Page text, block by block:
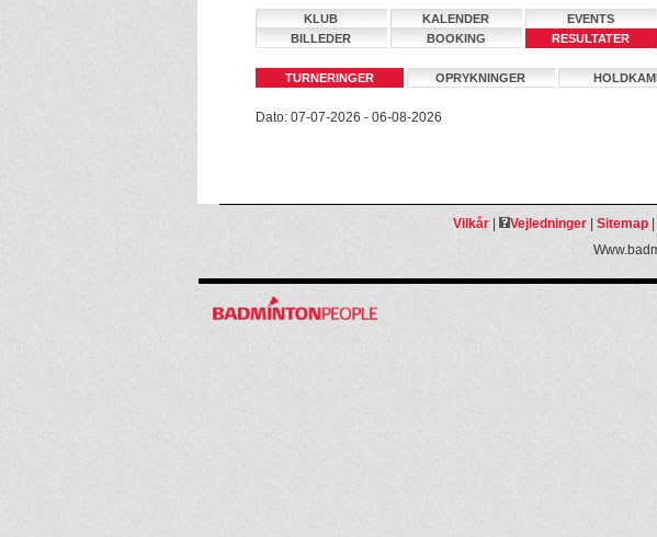
KLUB KALENDER EVENTS
BILLEDER
BOOKING RESULTATER
TURNERINGER OPRYKNINGER
Dato: 07-07-2026 - 06-08-2026
Vilkår Vejledninger Sitemap